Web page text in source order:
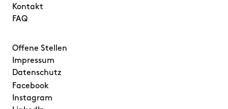
Kontakt
FAQ
Offene Stellen
Impressum
Datenschutz
Facebook
Instagram